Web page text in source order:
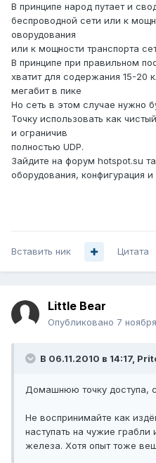
В принципе народ путает и
беспроводной сети или к
оворудования
или к мощности транспорта
В принципе при правильном
хватит для содержания 15-20
мегабит в пике
Но сеть в этом случае нужно
Точку использовать как
и ограничив
полностью UDP.
Зайдите на форум hotspot.su
оборудования, конфигурация
Вставить ник Цитата
Little Bear
Опубликовано 7
В 06.11.2010 в 14:17,
Домашнюю точку доступа,
Не воспринимайте как
наступать на чужие грабли
железа. Хотя опыт тоже